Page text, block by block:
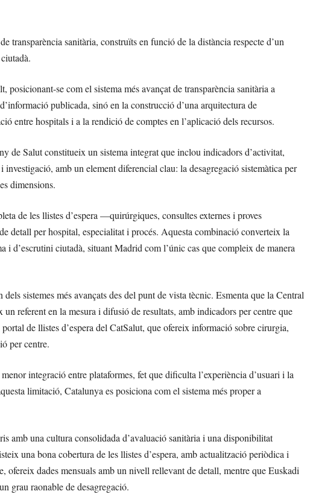
transparència sanitària, construïts en funció de la distància respecte d’un
se com el sistema més avançat de transparència sanitària a
publicada, sinó en la construcció d’una arquitectura de
entre hospitals i a la rendició de comptes en l’aplicació dels recursos.
de Salut constitueix un sistema integrat que inclou indicadors d’activitat,
amb un element diferencial clau: la desagregació sistemàtica per
dimensions.
de les llistes d’espera —quirúrgiques, consultes externes i proves
detall per hospital, especialitat i procés. Aquesta combinació converteix la
i d’escrutini ciutadà, situant Madrid com l’únic cas que compleix de manera
sistemes més avançats des del punt de vista tècnic. Esmenta que la Central
referent en la mesura i difusió de resultats, amb indicadors per centre que
de llistes d’espera del CatSalut, que ofereix informació sobre cirurgia,
per centre.
integració entre plataformes, fet que dificulta l’experiència d’usuari i la
limitació, Catalunya es posiciona com el sistema més proper a
amb una cultura consolidada d’avaluació sanitària i una disponibilitat
una bona cobertura de les llistes d’espera, amb actualització periòdica i
ofereix dades mensuals amb un nivell rellevant de detall, mentre que Euskadi
grau raonable de desagregació.